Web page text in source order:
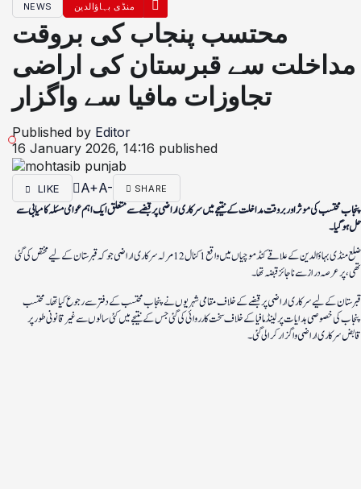
NEWS منڈی بہاؤالدین
محتسب پنجاب کی بروقت
مداخلت سے قبرستان کی اراضی
تجاوزات مافیا سے واگزار
Published by Editor
16 January 2026, 14:16 published
LIKE A+A- SHARE
پنجاب محتسب کی موثر اور بروقت مداخلت کے نتیجے میں سرکاری اراضی پر قبضے سے متعلق ایک اہم عوامی مسئلہ کامیابی سے
حل ہو گیا۔
ضلع منڈی بہاؤالدین کے علاقے کنڈ موچیاں میں واقع 1 کنال 12 مرلہ سرکاری اراضی جو کہ قبرستان کے لیے مختص کی گئی
تھی، پر عرصہ دراز سے ناجائز قبضہ تھا۔
قبرستان کے لیے سرکاری اراضی پر قبضے کے خلاف مقامی شہریوں نے پنجاب محتسب کے دفتر سے رجوع کیا تھا۔ محتسب
پنجاب کی خصوصی ہدایات پر لینڈ مافیا کے خلاف سخت کارروائی کی گئی جس کے نتیجے میں کئی سالوں سے غیر قانونی طور پر
قابض سرکاری اراضی واگزار کرا لی گئی۔